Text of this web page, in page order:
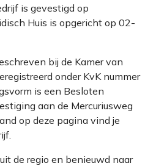
is gevestigd op
Huis is opgericht op 02-
bij de Kamer van
onder KvK nummer
is een Besloten
aan de Mercuriusweg
op deze pagina vind je
de regio en benieuwd naar